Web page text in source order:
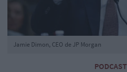
PODCAST
Jamie Dimon, CEO de JP Morgan